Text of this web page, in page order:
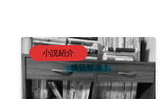
小説紹介